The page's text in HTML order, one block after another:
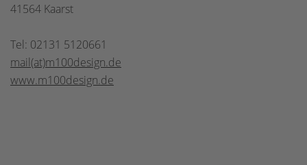
41564 Kaarst
Tel: 02131 5120661
mail(at)m100design.de
www.m100design.de